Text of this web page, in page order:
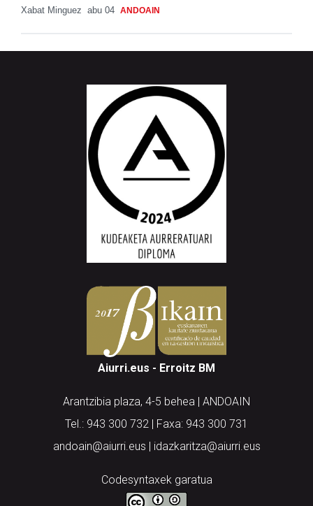
Xabat Minguez abu 04 ANDOAIN
Aiurri.eus - Erroitz BM
Arantzibia plaza, 4-5 behea | ANDOAIN
Tel.: 943 300 732 | Faxa: 943 300 731
andoain@aiurri.eus | idazkaritza@aiurri.eus
Codesyntaxek garatua